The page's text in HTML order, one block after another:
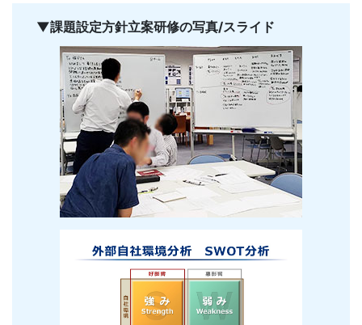
▼課題設定方針立案研修の写真/スライド